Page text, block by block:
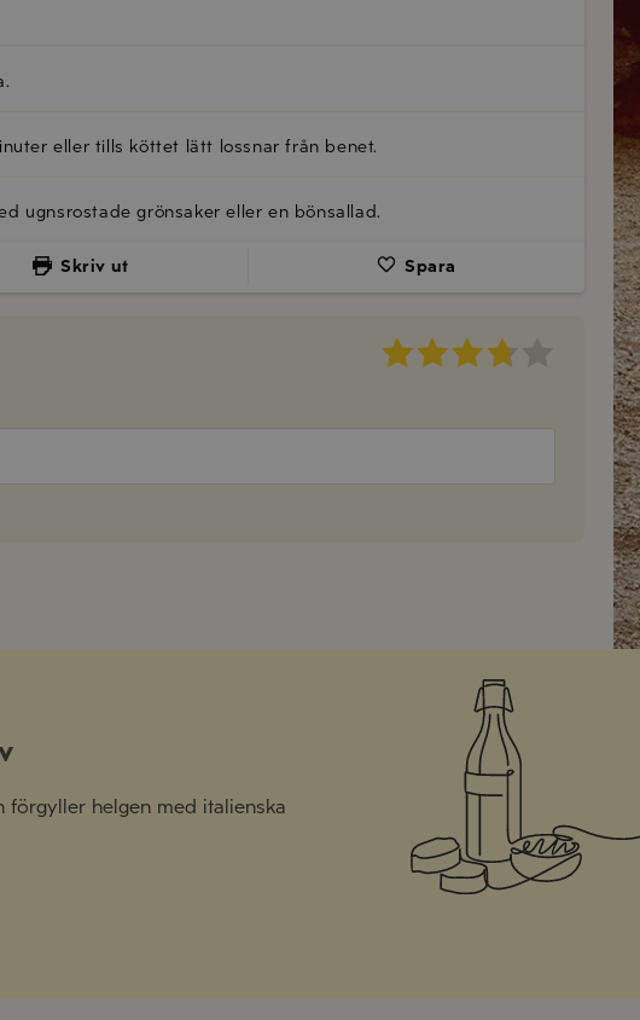
eller tills köttet lätt lossnar från benet.
ugnsrostade grönsaker eller en bönsallad.
Skriv ut Spara
helgen med italienska